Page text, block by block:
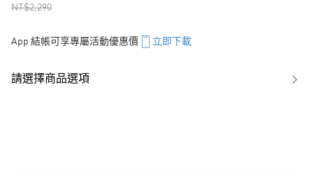
NT$2,290
App 結帳可享專屬活動優惠價 立即下載
請選擇商品選項